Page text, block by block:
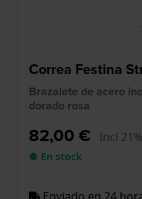
Correa Festina
Brazalete de acero
dorado rosa
82,00 € Incl
● En stock